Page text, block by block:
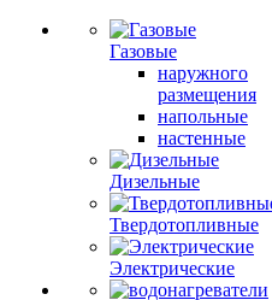
Газовые
наружного
размещения
напольные
настенные
Дизельные
Твердотопливные
Электрические